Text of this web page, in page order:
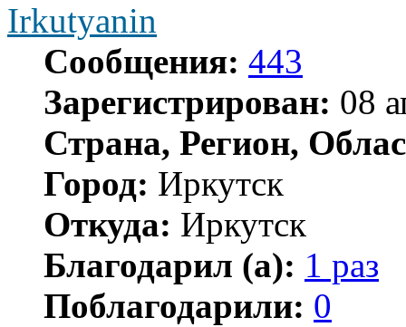
Irkutyanin
Сообщения: 443
Зарегистрирован: 08
Страна, Регион,
Город: Иркутск
Откуда: Иркутск
Благодарил (а): 1 раз
Поблагодарили: 0